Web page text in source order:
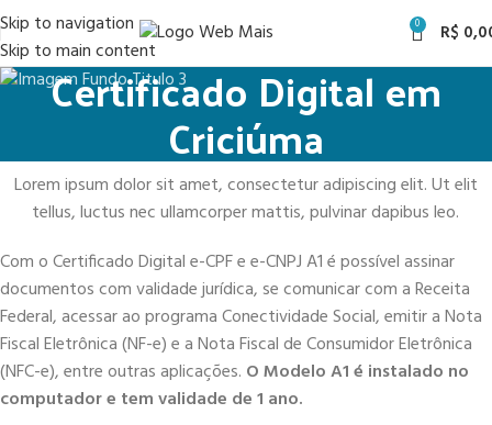
Skip to navigation
Skip to main content
0 R$
Certificado Digital em
Criciúma
Lorem ipsum dolor sit amet, consectetur adipiscing elit. Ut elit
tellus, luctus nec ullamcorper mattis, pulvinar dapibus leo.
Com o Certificado Digital e-CPF e e-CNPJ A1 é possível assinar
documentos com validade jurídica, se comunicar com a Receita
Federal, acessar ao programa Conectividade Social, emitir a Nota
Fiscal Eletrônica (NF-e) e a Nota Fiscal de Consumidor Eletrônica
(NFC-e), entre outras aplicações. O Modelo A1 é instalado no
computador e tem validade de 1 ano.